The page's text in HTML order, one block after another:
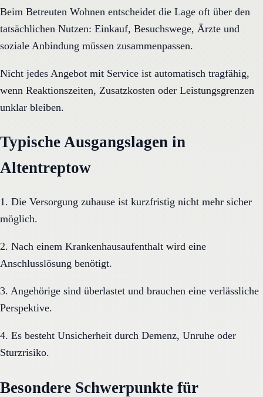
Beim Betreuten Wohnen entscheidet die Lage oft über den
tatsächlichen Nutzen: Einkauf, Besuchswege, Ärzte und
soziale Anbindung müssen zusammenpassen.
Nicht jedes Angebot mit Service ist automatisch tragfähig,
wenn Reaktionszeiten, Zusatzkosten oder Leistungsgrenzen
unklar bleiben.
Typische Ausgangslagen in
Altentreptow
1. Die Versorgung zuhause ist kurzfristig nicht mehr sicher
möglich.
2. Nach einem Krankenhausaufenthalt wird eine
Anschlusslösung benötigt.
3. Angehörige sind überlastet und brauchen eine verlässliche
Perspektive.
4. Es besteht Unsicherheit durch Demenz, Unruhe oder
Sturzrisiko.
Besondere Schwerpunkte für